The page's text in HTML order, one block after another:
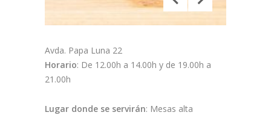
Avda. Papa Luna 22
Horario: De 12.00h a 14.00h y de 19.00h a
21.00h
Lugar donde se servirán: Mesas alta